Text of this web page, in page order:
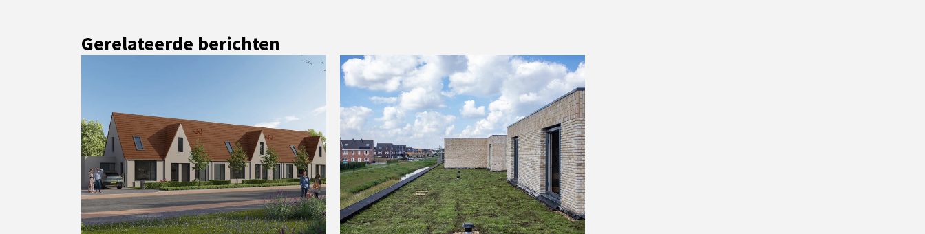
Gerelateerde berichten